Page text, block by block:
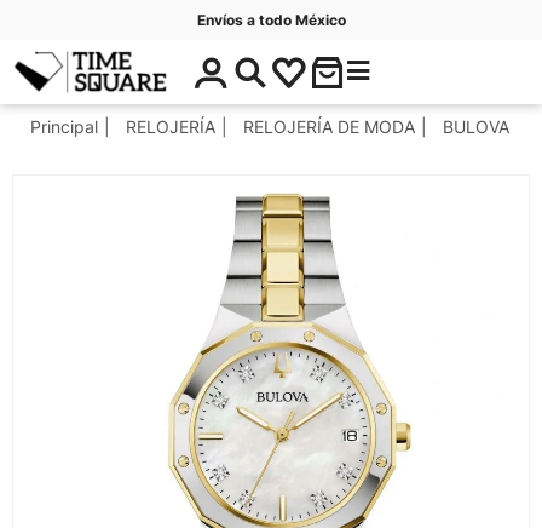
Envíos a todo México
Timesquare
$
0
.
C
t
Principal RELOJERÍA RELOJERÍA DE MODA BULOVA